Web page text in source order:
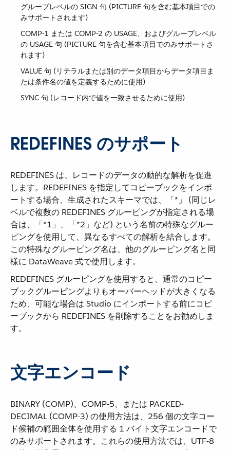
グループレベルの SIGN 句 (PICTURE 句を含む基本項目での
みサポートされます)
COMP-1 または COMP-2 の USAGE、およびグループレベル
の USAGE 句 (PICTURE 句を含む基本項目でのみサポートさ
れます)
VALUE 句 (リテラルまたは別のデータ項目からデータ項目ま
たは条件名の値を定義するために使用)
SYNC 句 (レコード内で値を一致させるために使用)
REDEFINES のサポート
REDEFINES は、レコードのデータの動的な解析を促進
します。REDEFINES を指定してコピーブックをインポ
ートする場合、生成されたスキーマでは、「*」 (同じレ
ベルで複数の REDEFINES グルーピングが指定される場
合は、「*1」、「*2」など) という名前の特殊なグルー
ピングを使用して、異なるすべての解析を結合します。
この特殊なグルーピング名は、他のグルーピング名と同
様に DataWeave 式で使用します。
REDEFINES グルーピングを使用すると、通常のコピー
ブックグルーピングよりもオーバーヘッドが大きくなる
ため、可能な場合は Studio にインポートする前にコピ
ーブックから REDEFINES を削除することをお勧めしま
す。
文字エンコード
BINARY (COMP)、COMP-5、または PACKED-
DECIMAL (COMP-3) の使用方法は、256 個の文字コー
ド候補の範囲全体を使用する 1 バイト文字エンコードで
のみサポートされます。これらの使用方法では、UTF-8